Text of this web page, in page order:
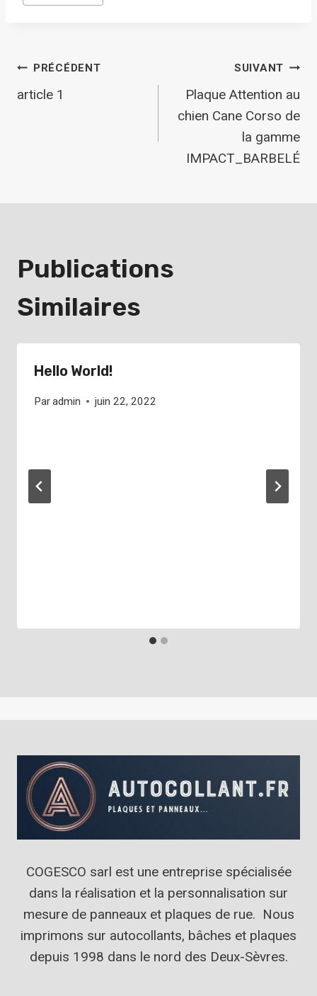
de
Navigation
PRÉCÉDENT
article 1
SUIVANT
Plaque Attention au
chien Cane Corso de
la gamme
IMPACT_BARBELÉ
Publications
Similaires
Hello World!
Paradmin juin 22, 2022
COGESCO sarl est une entreprise spécialisée
dans la réalisation et la personnalisation sur
mesure de panneaux et plaques de rue. Nous
imprimons sur autocollants, bâches et plaques
depuis 1998 dans le nord des Deux-Sèvres.